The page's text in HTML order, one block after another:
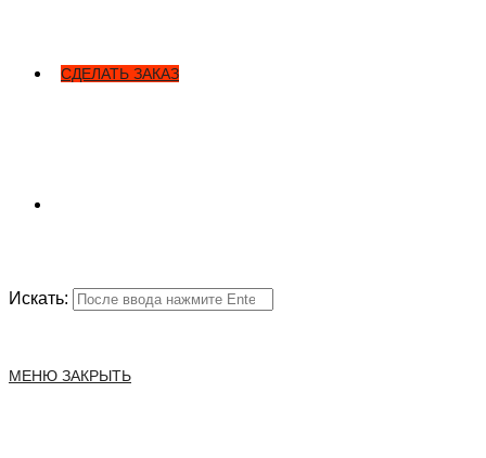
СДЕЛАТЬ ЗАКАЗ
Искать:
МЕНЮ ЗАКРЫТЬ